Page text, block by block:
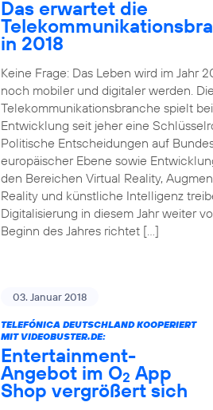
Das erwartet die
in 2018
Keine Frage: Das Leben wird im Jahr
noch mobiler und digitaler werden.
Telekommunikationsbranche spielt
Entwicklung seit jeher eine
Politische Entscheidungen auf
europäischer Ebene sowie
den Bereichen Virtual Reality,
Reality und künstliche Intelligenz
Digitalisierung in diesem Jahr weiter
Beginn des Jahres richtet […]
03. Januar 2018
TELEFÓNICA DEUTSCHLAND KOOPERIERT
MIT VIDEOBUSTER.DE:
Entertainment-
Angebot im O2 App
Shop vergrößert sich